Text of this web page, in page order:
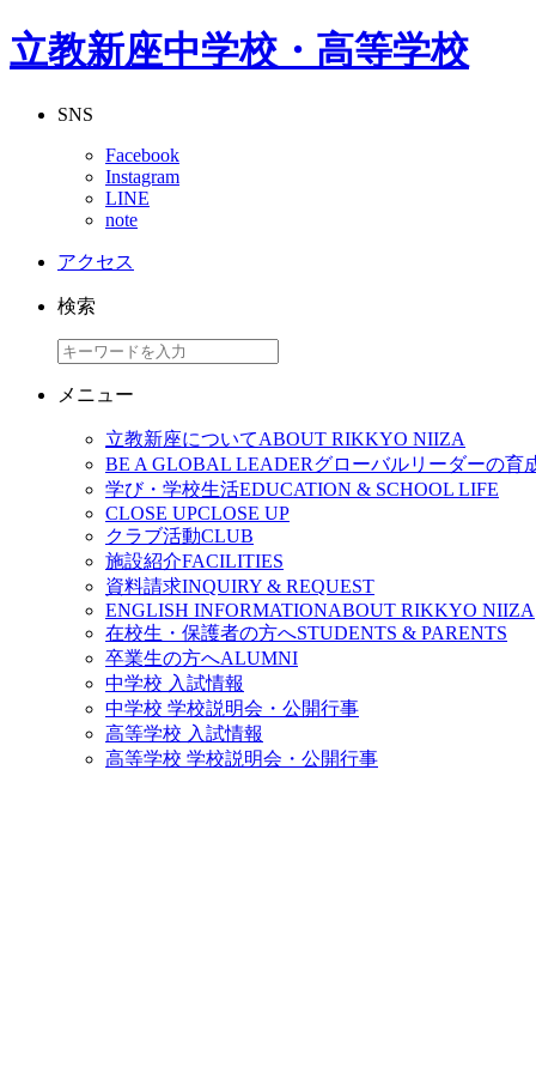
立教新座中学校・高等学校
SNS
Facebook
Instagram
LINE
note
アクセス
検索
メニュー
立教新座についてABOUT RIKKYO NIIZA
BE A GLOBAL LEADERグローバルリーダーの育
学び・学校生活EDUCATION & SCHOOL LIFE
CLOSE UPCLOSE UP
クラブ活動CLUB
施設紹介FACILITIES
資料請求INQUIRY & REQUEST
ENGLISH INFORMATIONABOUT RIKKYO NIIZA
在校生・保護者の方へSTUDENTS & PARENTS
卒業生の方へALUMNI
中学校 入試情報
中学校 学校説明会・公開行事
高等学校 入試情報
高等学校 学校説明会・公開行事